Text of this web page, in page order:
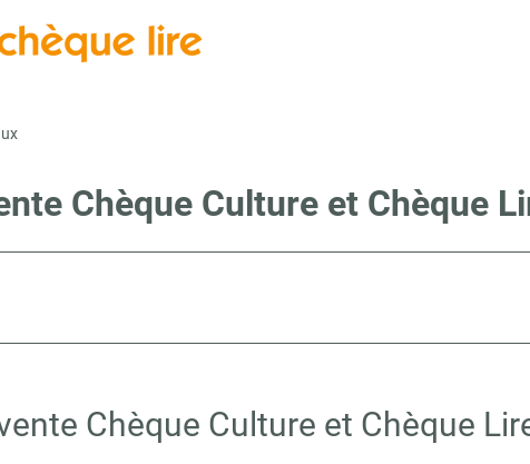
Chèque Culture et Chèque
Chèque Culture et Chèque